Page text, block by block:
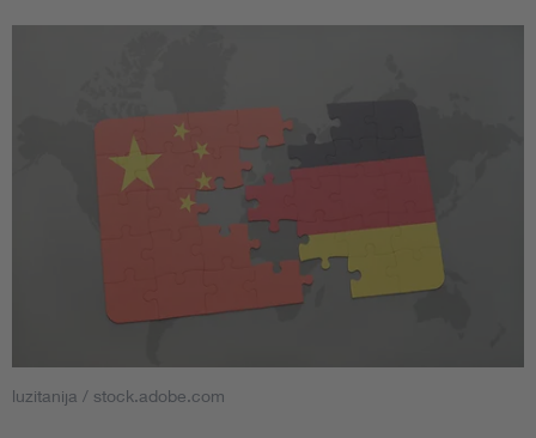
luzitanija / stock.adobe.com